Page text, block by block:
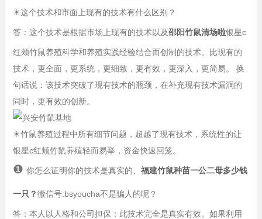
☀这个技术和市面上现有的技术有什么区别？
答：这个技术是根据市场上现有的技术以及邵阳竹鼠清场啦银星c
红颊竹鼠养殖科学和养殖实践经验结合而创制的技术。比现有的
技术，更全面，更系统，更细致，更有效，更深入，更简易。 换
句话说：该技术突破了现有技术的瓶颈，在补充现有技术漏洞的
同时，更有效的创新。
☀竹鼠养殖过程中所有细节问题，超越了现有技术，系统性的让
银星c红颊竹鼠养殖轻而易举，资金快速回笼。
❶ 你怎么证明你的技术是真实的、 福建竹鼠种苗一公二母多少钱
一只？微信号:bsyoucha不是骗人的呢？
答：本人以人格和公司担保：此技术完全是真实有效。如果利用